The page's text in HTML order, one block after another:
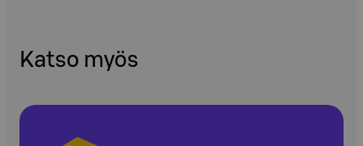
Katso myös